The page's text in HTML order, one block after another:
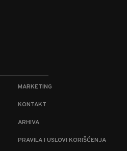
MARKETING
KONTAKT
ARHIVA
PRAVILA I USLOVI KORIŠĆENJA